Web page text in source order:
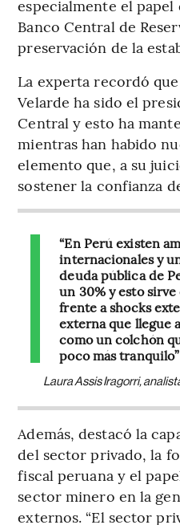
especialmente el papel
Banco Central de
preservación de la
La experta recordó
Velarde ha sido el
Central y esto ha
mientras han habido
elemento que, a su
sostener la confianza
“En Perú existen
internacionales y
deuda pública de
un 30% y esto
frente a shocks
externa que llegue
como un colchón
poco más tranquilo”
Laura Assis Iragorri,
Además, destacó la
del sector privado, la
fiscal peruana y el
sector minero en la
externos. “El sector